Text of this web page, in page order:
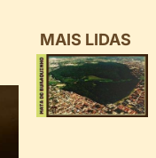
MAIS LIDAS